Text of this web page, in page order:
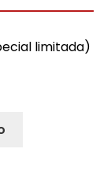
limitada)